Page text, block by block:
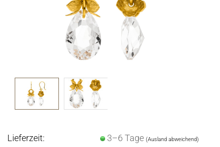
Lieferzeit: 3–6 Tage(Ausland abweichend)